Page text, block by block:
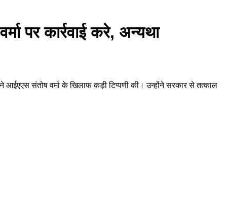
पर कार्रवाई करे, अन्यथा
ने आईएएस संतोष वर्मा के खिलाफ कड़ी टिप्पणी की। उन्होंने सरकार से तत्काल